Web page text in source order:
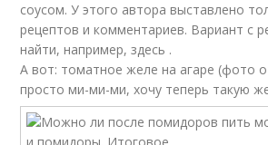
соусом. У этого автора выставлено
рецептов и комментариев. Вариант с
найти, например, здесь .
А вот: томатное желе на агаре (фото
просто ми-ми-ми, хочу теперь такую же